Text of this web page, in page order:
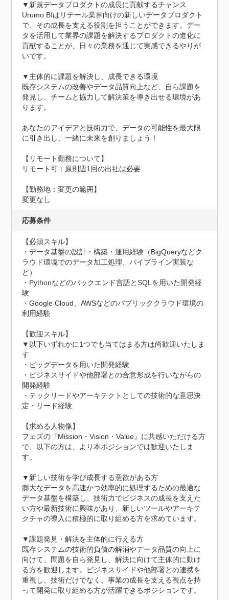
▼新規データプロダクトの成長に貢献するチャンス
Urumo BIはリテール業界向けの新しいデータプロダクト
で、その成長を支える役割を担うことができます。デー
タを活用して業界の課題を解決するプロダクトの進化に
貢献することが、日々の業務を通じて実感できるやりが
いです。
▼主体的に課題を解決し、成長できる環境
既存システムの改善やデータ品質向上など、自ら課題を
発見し、チームと協力して解決策を導き出せる環境があ
ります。
あなたのアイデアと技術力で、データの可能性を最大限
に引き出し、一緒に未来を創りましょう！
【リモート勤務について】
リモート可：原則週1回の出社は必要
【勤務地：変更の範囲】
変更なし
応募条件
【必須スキル】
・データ基盤の設計・構築・運用経験（BigQueryなどク
ラウド環境でのデータ加工処理、パイプライン実装な
ど）
・Pythonなどのバックエンド言語とSQLを用いた開発経
験
・Google Cloud、AWSなどのパブリッククラウド環境の
利用経験
【歓迎スキル】
▼以下いずれかに1つでも当てはまる方は尚歓迎いたしま
す
・ビッグデータを用いた開発経験
・ビジネスサイドや他部署との合意形成を行いながらの
開発経験
・テックリードやアーキテクトとしての技術的な意思決
定・リード経験
【求める人物像】
フェズの『Mission・Vision・Value』に共感いただける方
で、以下の方は、より本ポジションでは歓迎いたしま
す。
▼新しい技術を学び成長する意欲がある方
膨大なデータを高速かつ効率的に処理するための最適な
データ基盤を構築し、技術力でビジネスの成長を支えた
い方や最新技術に興味があり、新しいツールやアーキテ
クチャの導入に積極的に取り組める方を求めています。
▼課題発見・解決を主体的に行える方
既存システムの技術的負債の解消やデータ品質の向上に
向けて、問題を自ら発見し、解決に向けて主体的に動け
る方を歓迎します。ビジネスサイドや他部署との連携を
重視し、技術だけでなく、事業の成長を支える視点を持
って開発に取り組める方が活躍できるポジションです。